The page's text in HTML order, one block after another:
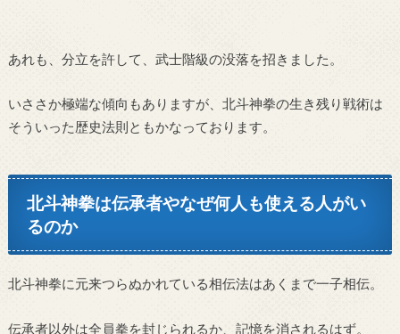
あれも、分立を許して、武士階級の没落を招きました。
いささか極端な傾向もありますが、北斗神拳の生き残り戦術は
そういった歴史法則ともかなっております。
北斗神拳は伝承者やなぜ何人も使える人がい
るのか
北斗神拳に元来つらぬかれている相伝法はあくまで一子相伝。
伝承者以外は全員拳を封じられるか、記憶を消されるはず。